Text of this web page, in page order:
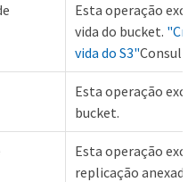
Esta operação
vida do bucket.
vida do S3"Consulte
Esta operação
bucket.
Esta operação
replicação anexada